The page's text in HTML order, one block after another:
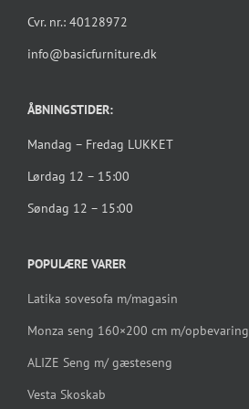
Cvr. nr.: 40128972
info@basicfurniture.dk
ÅBNINGSTIDER:
Mandag – Fredag LUKKET
Lørdag 12 – 15:00
Søndag 12 – 15:00
POPULÆRE VARER
Latika sovesofa m/magasin
Monza seng 160×200 cm m/opbevaring
ALIZE Seng m/ gæsteseng
Vesta Skoskab